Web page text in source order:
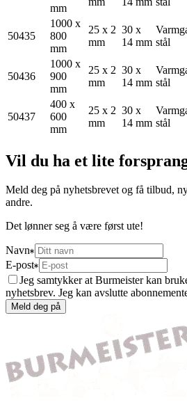
mm
50435
1000 x
800
mm
25 x 2
mm
30 x
14 mm stål
50436
1000 x
900
mm
25 x 2
mm
30 x
14 mm stål
50437
400 x
600
mm
25 x 2
mm
30 x
14 mm stål
Vil du ha et lite
Meld deg på nyhetsbrevet og få tilbud,
andre.
Det lønner seg å være først ute!
Navn
E-post
Jeg samtykker at Burmeister kan
nyhetsbrev. Jeg kan avslutte
Meld deg på